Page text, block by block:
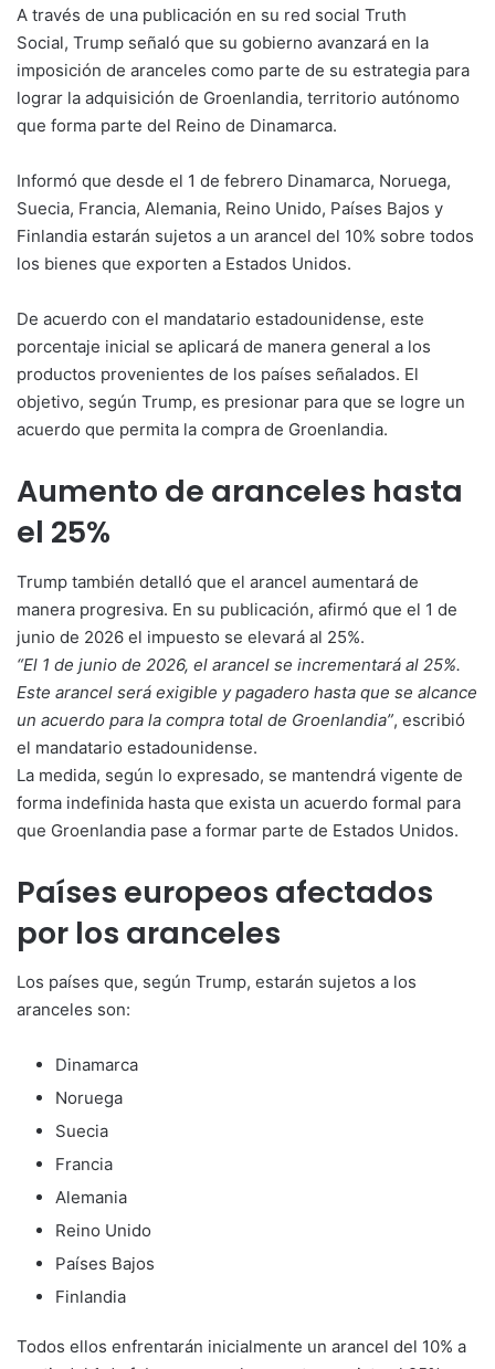
A través de una publicación en su red social Truth
Social, Trump señaló que su gobierno avanzará en la
imposición de aranceles como parte de su estrategia para
lograr la adquisición de Groenlandia, territorio autónomo
que forma parte del Reino de Dinamarca.
Informó que desde el 1 de febrero Dinamarca, Noruega,
Suecia, Francia, Alemania, Reino Unido, Países Bajos y
Finlandia estarán sujetos a un arancel del 10% sobre todos
los bienes que exporten a Estados Unidos.
De acuerdo con el mandatario estadounidense, este
porcentaje inicial se aplicará de manera general a los
productos provenientes de los países señalados. El
objetivo, según Trump, es presionar para que se logre un
acuerdo que permita la compra de Groenlandia.
Aumento de aranceles hasta
el 25%
Trump también detalló que el arancel aumentará de
manera progresiva. En su publicación, afirmó que el 1 de
junio de 2026 el impuesto se elevará al 25%.
“El 1 de junio de 2026, el arancel se incrementará al 25%.
Este arancel será exigible y pagadero hasta que se alcance
un acuerdo para la compra total de Groenlandia”, escribió
el mandatario estadounidense.
La medida, según lo expresado, se mantendrá vigente de
forma indefinida hasta que exista un acuerdo formal para
que Groenlandia pase a formar parte de Estados Unidos.
Países europeos afectados
por los aranceles
Los países que, según Trump, estarán sujetos a los
aranceles son:
Dinamarca
Noruega
Suecia
Francia
Alemania
Reino Unido
Países Bajos
Finlandia
Todos ellos enfrentarán inicialmente un arancel del 10% a